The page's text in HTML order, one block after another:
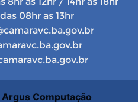
08hr as 13hr
Argus Computação